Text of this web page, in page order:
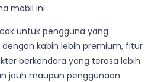
mobil ini.
untuk pengguna yang
dengan kabin lebih premium, fitur
berkendara yang terasa lebih
jauh maupun penggunaan